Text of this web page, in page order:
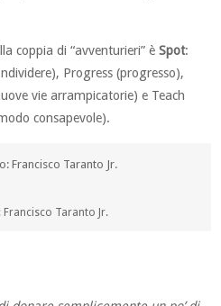
coppia di “avventurieri” èSpot:
Progress (progresso),
vie arrampicatorie) e Teach
consapevole).
Francisco Taranto Jr.